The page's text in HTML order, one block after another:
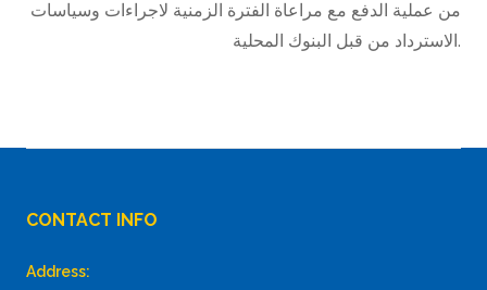
من عملية الدفع مع مراعاة الفترة الزمنية لاجراءات وسياسات
الاسترداد من قبل البنوك المحلية.
CONTACT INFO
Address: